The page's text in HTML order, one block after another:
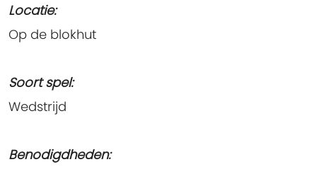
Locatie:
Op de blokhut
Soort spel:
Wedstrijd
Benodigdheden: